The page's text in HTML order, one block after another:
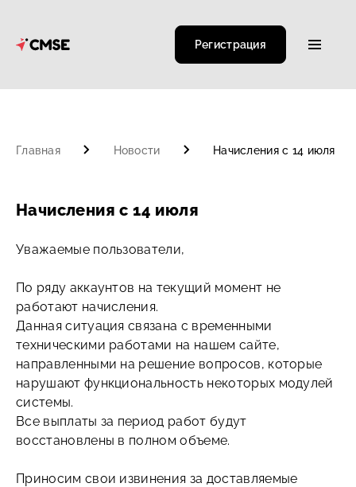
Регистрация
Главная Новости Начисления с 14 июля
Начисления с 14 июля
Уважаемые пользователи,
По ряду аккаунтов на текущий момент не
работают начисления.
Данная ситуация связана с временными
техническими работами на нашем сайте,
направленными на решение вопросов, которые
нарушают функциональность некоторых модулей
системы.
Все выплаты за период работ будут
восстановлены в полном объеме.
Приносим свои извинения за доставляемые